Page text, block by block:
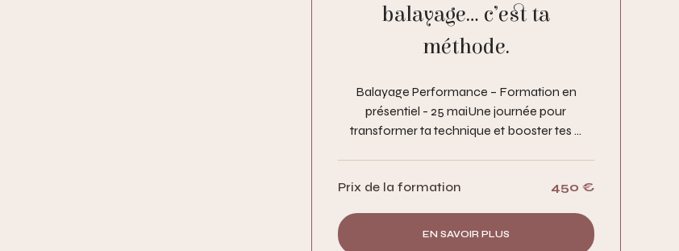
balayage… c’est ta
méthode.
Balayage Performance – Formation en
présentiel - 25 maiUne journée pour
transformer ta technique et booster tes ...
Prix de la formation 450 €
EN SAVOIR PLUS